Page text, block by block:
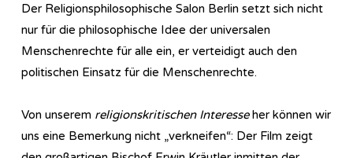
Der Religionsphilosophische Salon Berlin setzt sich nicht
nur für die philosophische Idee der universalen
Menschenrechte für alle ein, er verteidigt auch den
politischen Einsatz für die Menschenrechte.
Von unserem religionskritischen Interesseher können wir
uns eine Bemerkung nicht „verkneifen“: Der Film zeigt